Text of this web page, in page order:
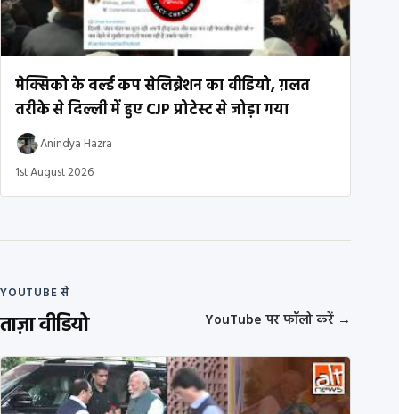
मेक्सिको के वर्ल्ड कप सेलिब्रेशन का वीडियो, ग़लत
तरीके से दिल्ली में हुए CJP प्रोटेस्ट से जोड़ा गया
Anindya Hazra
1st August 2026
YOUTUBE से
ताज़ा वीडियो YouTube पर फॉलो करें →